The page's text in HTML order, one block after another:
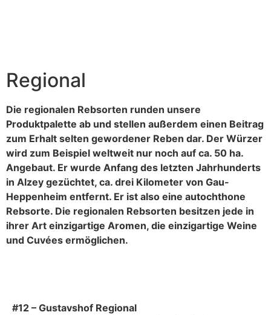
Regional
Die regionalen Rebsorten runden unsere
Produktpalette ab und stellen außerdem einen Beitrag
zum Erhalt selten gewordener Reben dar. Der Würzer
wird zum Beispiel weltweit nur noch auf ca. 50 ha.
Angebaut. Er wurde Anfang des letzten Jahrhunderts
in Alzey gezüchtet, ca. drei Kilometer von Gau-
Heppenheim entfernt. Er ist also eine autochthone
Rebsorte. Die regionalen Rebsorten besitzen jede in
ihrer Art einzigartige Aromen, die einzigartige Weine
und Cuvées ermöglichen.
#12 – Gustavshof Regional